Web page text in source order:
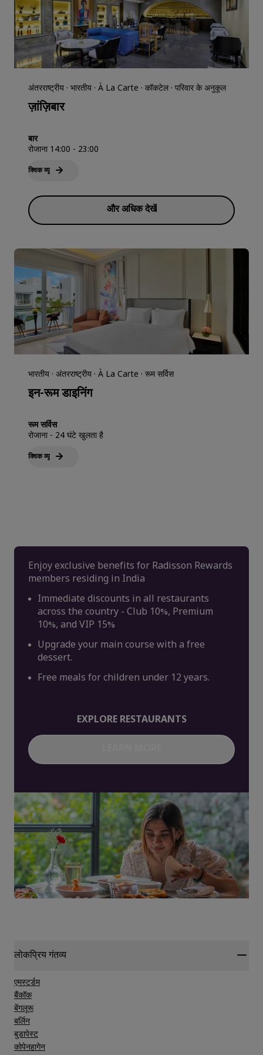
अंतरराष्ट्रीय · भारतीय · À La Carte · कॉकटेल · परिवार के अनुकूल
ज़ांज़िबार
बार
रोजाना 14:00 - 23:00
क्विक व्‍यू
और अधिक देखें
भारतीय · अंतरराष्ट्रीय · À La Carte · रूम सर्विस
इन-रूम डाइनिंग
रूम सर्विस
रोजाना - 24 घंटे खुलता है
क्विक व्‍यू
Enjoy exclusive benefits for Radisson Rewards
members residing in India
Immediate discounts in all restaurants
across the country - Club 10%, Premium
10%, and VIP 15%
Upgrade your main course with a free
dessert.
Free meals for children under 12 years.
EXPLORE RESTAURANTS
लोकप्रिय गंतव्य
एमस्टर्डम
बैंकॉक
बेंगलूरू
बर्लिन
बुडापेस्ट
कोपेनहागेन